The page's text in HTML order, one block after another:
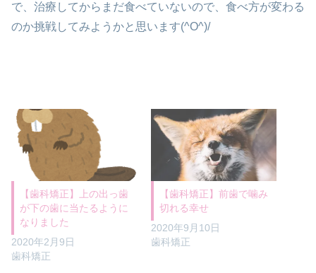
で、治療してからまだ食べていないので、食べ方が変わる
のか挑戦してみようかと思います(^O^)/
【歯科矯正】上の出っ歯
が下の歯に当たるように
なりました
2020年2月9日
歯科矯正
【歯科矯正】前歯で噛み
切れる幸せ
2020年9月10日
歯科矯正